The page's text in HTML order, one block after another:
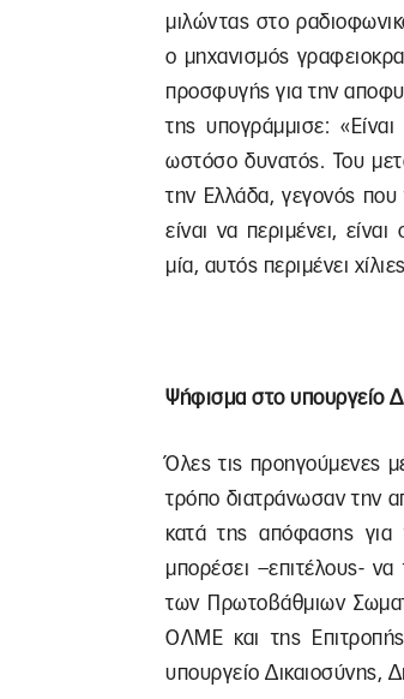
μιλώντας στο
ο μηχανισμός
προσφυγής για την
της υπογράμμισε:
ωστόσο δυνατός. Του
την Ελλάδα, γεγονός που
είναι να περιμένει,
μία, αυτός περιμένει
Ψήφισμα στο υπουργείο
Όλες τις προηγούμενες
τρόπο διατράνωσαν την
κατά της απόφασης για
μπορέσει –επιτέλους-
των Πρωτοβάθμιων
ΟΛΜΕ και της
υπουργείο Δικαιοσύνης,